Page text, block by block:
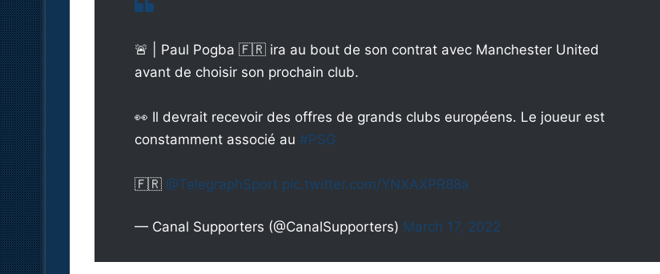
🚨 | Paul Pogba 🇫🇷 ira au bout de son contrat avec Manchester United
avant de choisir son prochain club.
👀 Il devrait recevoir des offres de grands clubs européens. Le joueur est
constamment associé au #PSG
🇫🇷 @TelegraphSport pic.twitter.com/YNXAXPR88a
— Canal Supporters (@CanalSupporters) March 17, 2022